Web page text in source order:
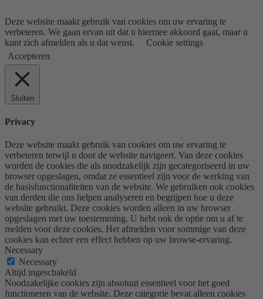
Deze website maakt gebruik van cookies om uw ervaring te
verbeteren. We gaan ervan uit dat u hiermee akkoord gaat, maar u
kunt zich afmelden als u dat wenst.
Cookie settings
Accepteren
Sluiten
Privacy
Deze website maakt gebruik van cookies om uw ervaring te
verbeteren terwijl u door de website navigeert. Van deze cookies
worden de cookies die als noodzakelijk zijn gecategoriseerd in uw
browser opgeslagen, omdat ze essentieel zijn voor de werking van
de basisfunctionaliteiten van de website. We gebruiken ook cookies
van derden die ons helpen analyseren en begrijpen hoe u deze
website gebruikt. Deze cookies worden alleen in uw browser
opgeslagen met uw toestemming. U hebt ook de optie om u af te
melden voor deze cookies. Het afmelden voor sommige van deze
cookies kan echter een effect hebben op uw browse-ervaring.
Necessary
Necessary
Altijd ingeschakeld
Noodzakelijke cookies zijn absoluut essentieel voor het goed
functioneren van de website. Deze categorie bevat alleen cookies